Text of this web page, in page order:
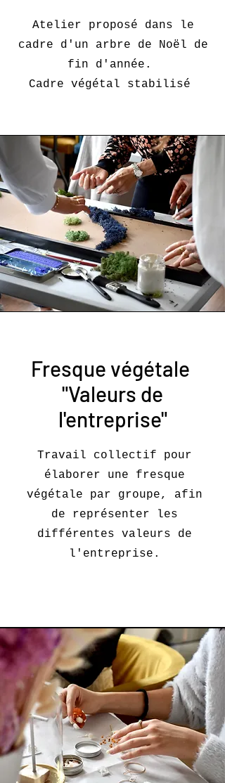
Atelier proposé dans le
cadre d'un arbre de Noël de
fin d'année.
Cadre végétal stabilisé
Fresque végétale
"Valeurs de
l'entreprise"
Travail collectif pour
élaborer une fresque
végétale par groupe, afin
de représenter les
différentes valeurs de
l'entreprise.